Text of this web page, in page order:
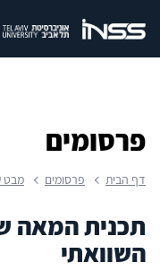
פרסומים
דף הבית פרסומים מבט
תכנית המאה
השוואתי